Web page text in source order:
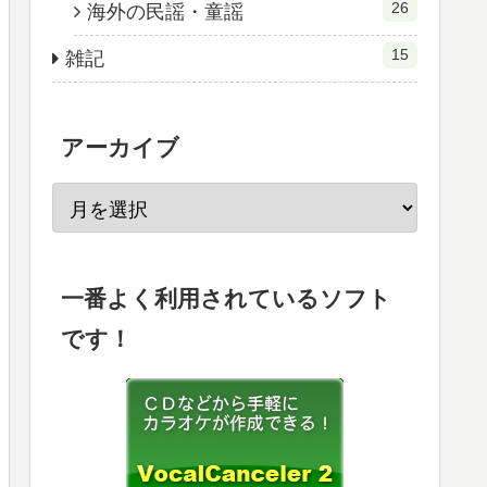
海外の民謡・童謡 26
雑記 15
アーカイブ
一番よく利用されているソフト
です！